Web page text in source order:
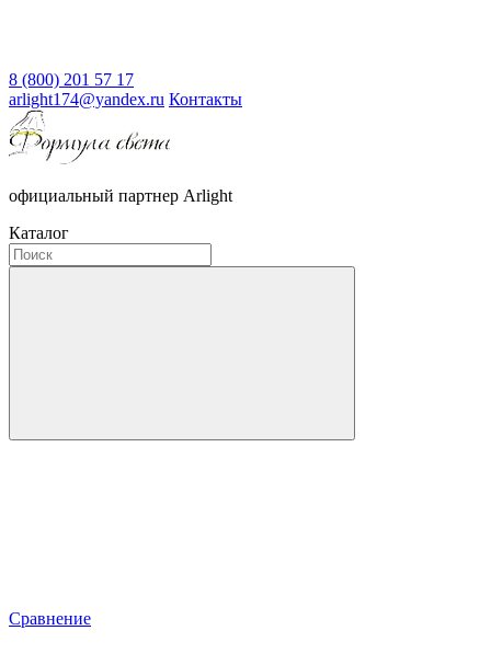
8 (800) 201 57 17
arlight174@yandex.ru Контакты
официальный партнер Arlight
Каталог
Сравнение